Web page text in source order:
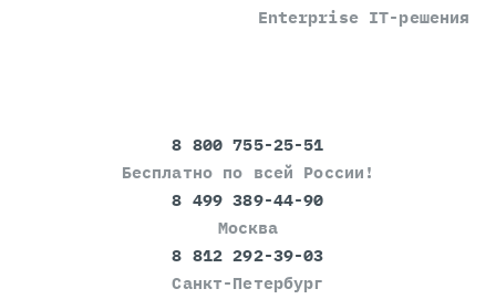
Enterprise IT-решения
8 800 755-25-51
Бесплатно по всей России!
8 499 389-44-90
Москва
8 812 292-39-03
Санкт-Петербург